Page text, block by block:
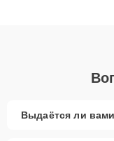
Выдаётся ли